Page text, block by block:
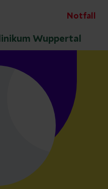
Notfall
Wuppertal